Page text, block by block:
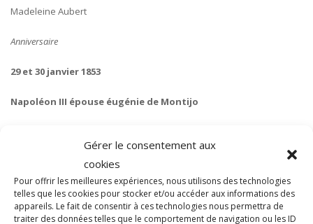
Gérer le consentement aux
cookies
Pour offrir les meilleures expériences, nous utilisons des technologies
telles que les cookies pour stocker et/ou accéder aux informations des
appareils. Le fait de consentir à ces technologies nous permettra de
traiter des données telles que le comportement de navigation ou les ID
Madeleine Aubert
Anniversaire
29 et 30 janvier 1853
Napoléon III épouse éugénie de Montijo
La place Vendôme à Paris et la foire Saint-Ovide